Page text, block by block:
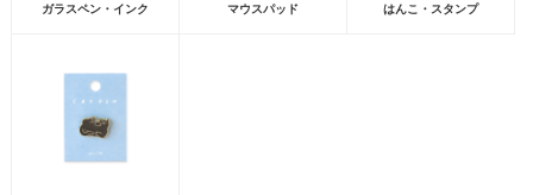
ガラスペン・インク マウスパッド はんこ・スタンプ